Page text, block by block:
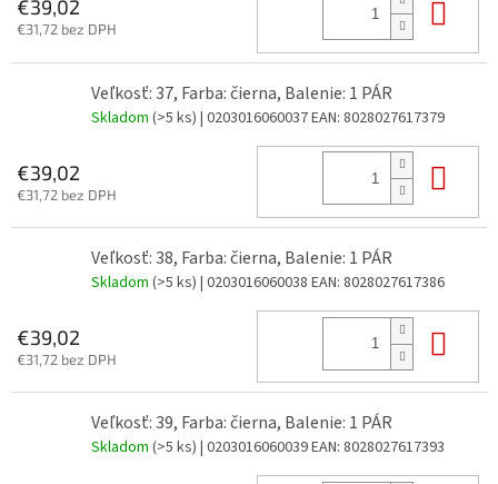
€39,02
€31,72 bez DPH
Veľkosť: 37, Farba: čierna, Balenie: 1 PÁR
Skladom (>5 ks) | 0203016060037EAN: 8028027617379
€39,02
€31,72 bez DPH
Veľkosť: 38, Farba: čierna, Balenie: 1 PÁR
Skladom (>5 ks) | 0203016060038 EAN: 8028027617386
€39,02
€31,72 bez DPH
Veľkosť: 39, Farba: čierna, Balenie: 1 PÁR
Skladom (>5 ks) | 0203016060039EAN: 8028027617393